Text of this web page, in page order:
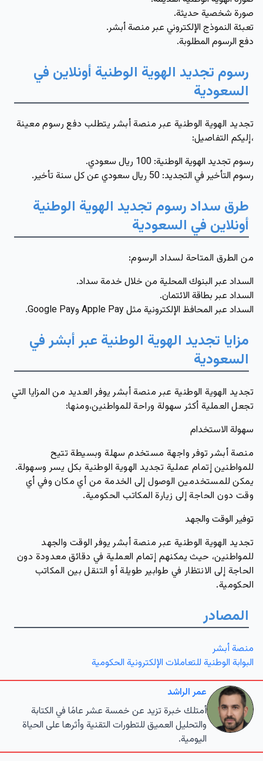
صورة شخصية حديثة.
تعبئة النموذج الإلكتروني عبر منصة أبشر.
دفع الرسوم المطلوبة.
رسوم تجديد الهوية الوطنية أونلاين في
السعودية
تجديد الهوية الوطنية عبر منصة أبشر يتطلب دفع رسوم معينة
،إليكم التفاصيل:
رسوم تجديد الهوية الوطنية: 100 ريال سعودي.
رسوم التأخير في التجديد: 50 ريال سعودي عن كل سنة تأخير.
طرق سداد رسوم تجديد الهوية الوطنية
أونلاين في السعودية
من الطرق المتاحة لسداد الرسوم:
السداد عبر البنوك المحلية من خلال خدمة سداد.
السداد عبر بطاقة الائتمان.
السداد عبر المحافظ الإلكترونية مثل Apple Pay وGoogle Pay.
مزايا تجديد الهوية الوطنية عبر أبشر في
السعودية
تجديد الهوية الوطنية عبر منصة أبشر يوفر العديد من المزايا التي
تجعل العملية أكثر سهولة وراحة للمواطنين،ومنها:
سهولة الاستخدام
منصة أبشر توفر واجهة مستخدم سهلة وبسيطة تتيح
للمواطنين إتمام عملية تجديد الهوية الوطنية بكل يسر وسهولة.
يمكن للمستخدمين الوصول إلى الخدمة من أي مكان وفي أي
وقت دون الحاجة إلى زيارة المكاتب الحكومية.
توفير الوقت والجهد
تجديد الهوية الوطنية عبر منصة أبشر يوفر الوقت والجهد
للمواطنين، حيث يمكنهم إتمام العملية في دقائق معدودة دون
الحاجة إلى الانتظار في طوابير طويلة أو التنقل بين المكاتب
الحكومية.
المصادر
منصة أبشر
البوابة الوطنية للتعاملات الإلكترونية الحكومية
عمر الراشد
أمتلك خبرة تزيد عن خمسة عشر عامًا في الكتابة
والتحليل العميق للتطورات التقنية وأثرها على الحياة
اليومية.